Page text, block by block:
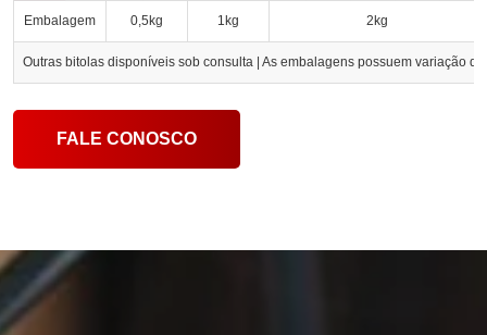
Embalagem 0,5kg 1kg 2kg
Outras bitolas disponíveis sob consulta | As embalagens possuem variação
FALE CONOSCO